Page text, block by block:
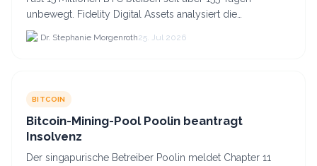
unbewegt. Fidelity Digital Assets analysiert die
Anlegerüberzeugung trotz Kursverlusten und einem
BTC-Preis.
Dr. Stephanie Morgenroth25. Jul 2026
BITCOIN
Bitcoin-Mining-Pool Poolin beantragt
Insolvenz
Der singapurische Betreiber Poolin meldet Chapter 11